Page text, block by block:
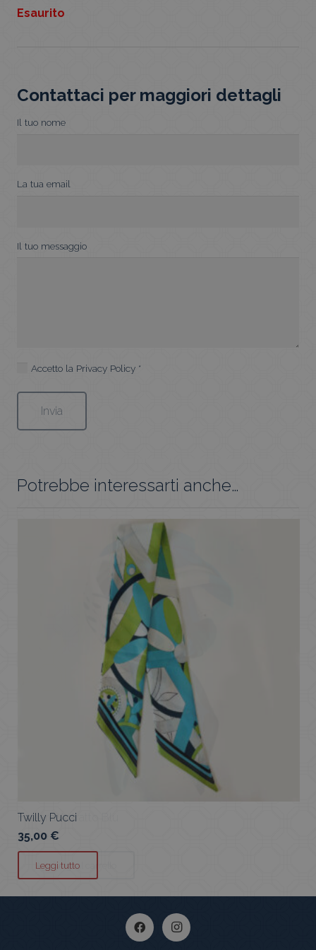
Esaurito
Contattaci per maggiori dettagli
Il tuo nome
La tua email
Il tuo messaggio
Accetto la Privacy Policy *
Potrebbe interessarti anche…
Twilly Pucci
35,00 €
Leggi tutto